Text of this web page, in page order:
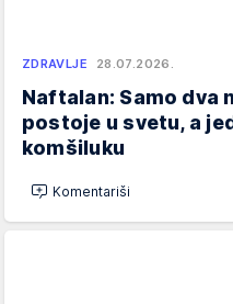
ZDRAVLJE 28.07.2026.
Naftalan: Samo dva
postoje u svetu, a
komšiluku
Komentariši